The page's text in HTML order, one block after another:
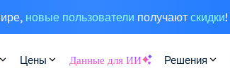
новые пользователи получают скидки!
Цены Данные для ИИ Решения